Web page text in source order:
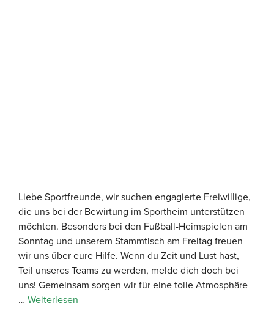
Liebe Sportfreunde, wir suchen engagierte Freiwillige,
die uns bei der Bewirtung im Sportheim unterstützen
möchten. Besonders bei den Fußball-Heimspielen am
Sonntag und unserem Stammtisch am Freitag freuen
wir uns über eure Hilfe. Wenn du Zeit und Lust hast,
Teil unseres Teams zu werden, melde dich doch bei
uns! Gemeinsam sorgen wir für eine tolle Atmosphäre
… Weiterlesen